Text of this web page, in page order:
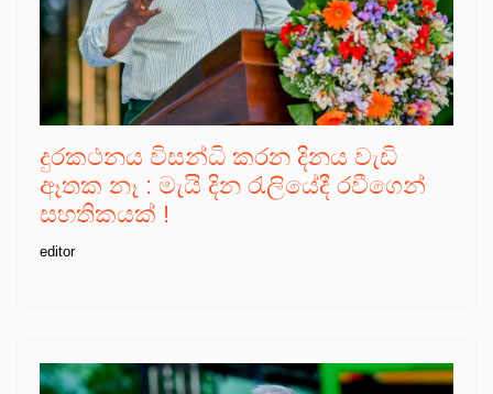
දුරකථනය විසන්ධි කරන දිනය වැඩි
ඈතක නෑ : මැයි දින රැලියේදී රවීගෙන්
සහතිකයක් !
editor